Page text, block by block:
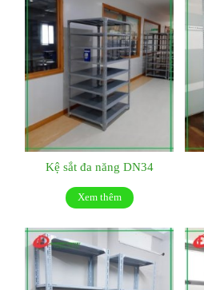
Kệ sắt đa năng DN34
Xem thêm